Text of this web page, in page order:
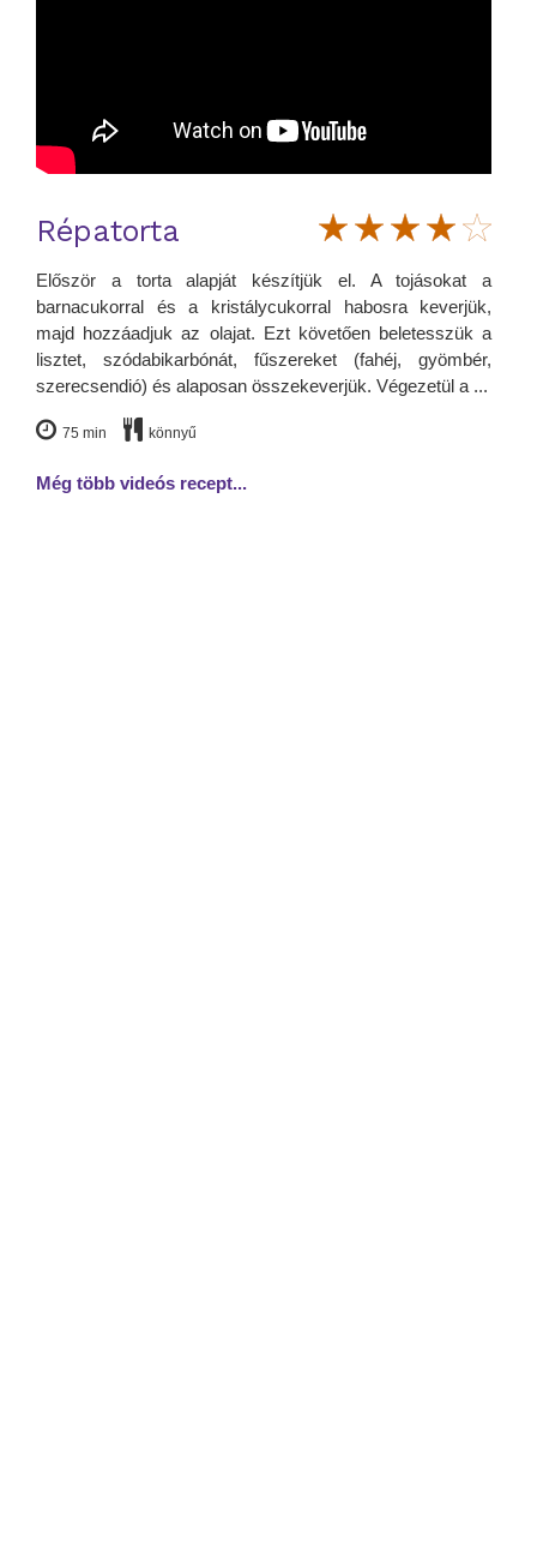
Répatorta
Először a torta alapját készítjük el. A tojásokat a
barnacukorral és a kristálycukorral habosra keverjük,
majd hozzáadjuk az olajat. Ezt követően beletesszük a
lisztet, szódabikarbónát, fűszereket (fahéj, gyömbér,
szerecsendió) és alaposan összekeverjük. Végezetül a ...
75 min könnyű
Még több videós recept...